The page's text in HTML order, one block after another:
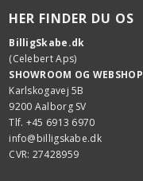
HER FINDER DU OS
BilligSkabe.dk
(Celebert Aps)
SHOWROOM OG WEBSHOP
Karlskogavej 5B
9200 Aalborg SV
Tlf. +45 6913 6970
info@billigskabe.dk
CVR: 27428959